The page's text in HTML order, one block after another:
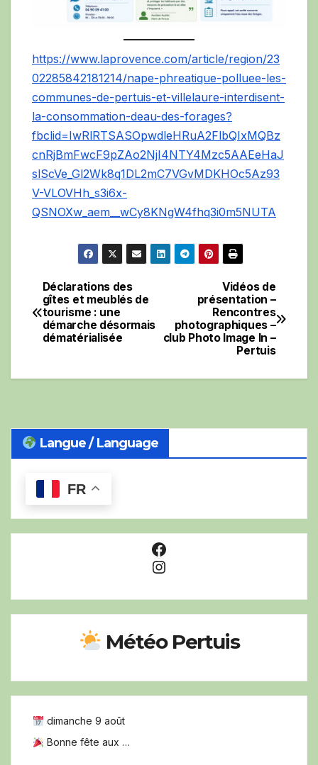
https://www.laprovence.com/article/region/23
02285842181214/nape-phreatique-polluee-les-
communes-de-pertuis-et-villelaure-interdisent-
la-consommation-deau-des-forages?
fbclid=IwRlRTSASOpwdleHRuA2FlbQIxMQBz
cnRjBmFwcF9pZAo2NjI4NTY4Mzc5AAEeHaJ
slScVe_Gl2Wk8q1DL2mC7VGvMDKHOc5Az93
V-VLOVHh_s3i6x-
QSNOXw_aem__wCy8KNgW4fhq3i0m5NUTA
Navigation
de
Vidéos de
présentation –
Rencontres
photographiques –
club Photo Image In –
Pertuis
Déclarations des
gîtes et meublés de
tourisme : une
démarche désormais
dématérialisée
Langue / Language
FR
Facebook
Instagram
Météo Pertuis
dimanche 9 août
Bonne fête aux …